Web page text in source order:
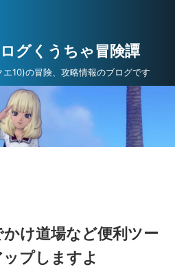
グくうちゃ冒険譚
エ10)の冒険、攻略情報のブログです
け道場など便利ツー
プしますよ